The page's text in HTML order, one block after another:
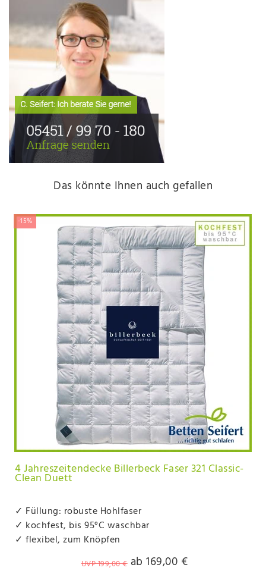
Das könnte Ihnen auch gefallen
-15%
4 Jahreszeitendecke Billerbeck Faser 321 Classic-
Clean Duett
✓ Füllung: robuste Hohlfaser
✓ kochfest, bis 95°C waschbar
✓ flexibel, zum Knöpfen
UVP 199,00 € ab 169,00 €